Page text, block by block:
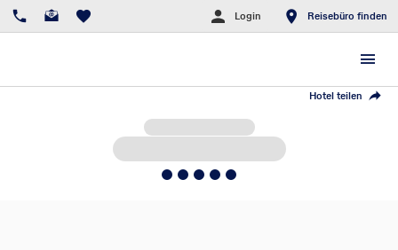
Login Reisebüro finden
Hotel teilen
5